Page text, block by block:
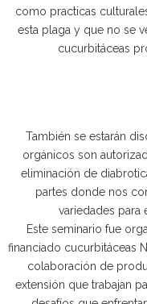
como practicas
esta plaga y que no se
cucurbitáceas
También se estarán
orgánicos son
eliminación de
partes donde nos
variedades para
Este seminario fue
financiado cucurbitáceas
colaboración de
extensión que trabajan